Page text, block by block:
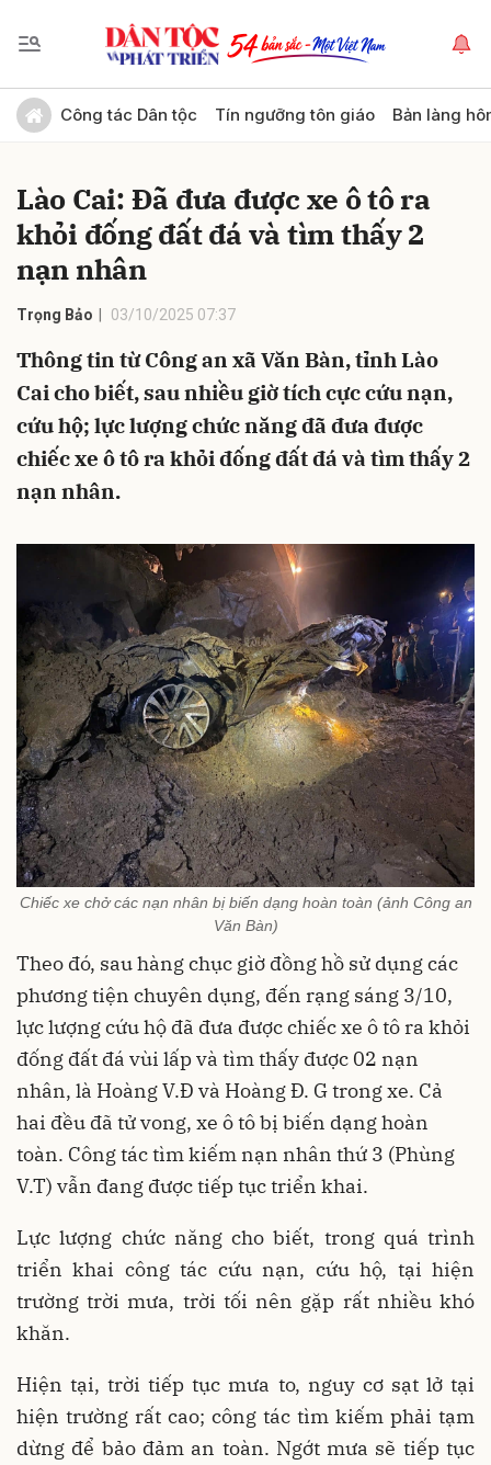
Công tác Dân tộc Tín ngưỡng tôn giáo Bản làng
Lào Cai: Đã đưa được xe ô tô ra
khỏi đống đất đá và tìm thấy 2
nạn nhân
Trọng Bảo 03/10/2025 07:37
Thông tin từ Công an xã Văn Bàn, tỉnh Lào
Cai cho biết, sau nhiều giờ tích cực cứu nạn,
cứu hộ; lực lượng chức năng đã đưa được
chiếc xe ô tô ra khỏi đống đất đá và tìm thấy 2
nạn nhân.
Chiếc xe chở các nạn nhân bị biến dạng hoàn toàn (ảnh Công an
Văn Bàn)
Theo đó, sau hàng chục giờ đồng hồ sử dụng các
phương tiện chuyên dụng, đến rạng sáng 3/10,
lực lượng cứu hộ đã đưa được chiếc xe ô tô ra khỏi
đống đất đá vùi lấp và tìm thấy được 02 nạn
nhân, là Hoàng V.Đ và Hoàng Đ. G trong xe. Cả
hai đều đã tử vong, xe ô tô bị biến dạng hoàn
toàn. Công tác tìm kiếm nạn nhân thứ 3 (Phùng
V.T) vẫn đang được tiếp tục triển khai.
Lựclượng chức năng cho biết, trong quá trình
triển khai công tác cứu nạn, cứu hộ, tại hiện
trường trời mưa, trời tối nên gặp rất nhiều khó
khăn.
Hiện tại, trời tiếp tục mưa to, nguy cơ sạt lở tại
hiện trường rất cao; công tác tìm kiếm phải tạm
dừng để bảo đảm an toàn. Ngớt mưa sẽ tiếp tục
Gửi bình luận